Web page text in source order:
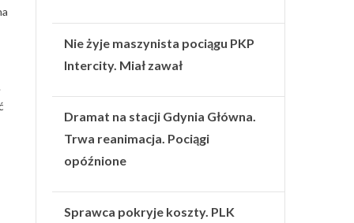
Nie żyje maszynista pociągu PKP
Intercity. Miał zawał
Dramat na stacji Gdynia Główna.
Trwa reanimacja. Pociągi
opóźnione
Sprawca pokryje koszty. PLK